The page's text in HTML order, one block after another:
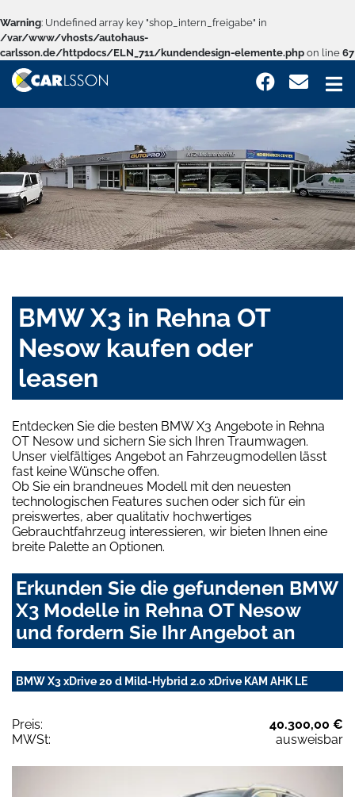
Warning: Undefined array key "shop_intern_freigabe" in
/var/www/vhosts/autohaus-
carlsson.de/httpdocs/ELN_711/kundendesign-elemente.php on line 67
BMW X3 in Rehna OT
Nesow kaufen oder
leasen
Entdecken Sie die besten BMW X3 Angebote in Rehna
OT Nesow und sichern Sie sich Ihren Traumwagen.
Unser vielfältiges Angebot an Fahrzeugmodellen lässt
fast keine Wünsche offen.
Ob Sie ein brandneues Modell mit den neuesten
technologischen Features suchen oder sich für ein
preiswertes, aber qualitativ hochwertiges
Gebrauchtfahrzeug interessieren, wir bieten Ihnen eine
breite Palette an Optionen.
Erkunden Sie die gefundenen BMW
X3 Modelle in Rehna OT Nesow
und fordern Sie Ihr Angebot an
BMW X3 xDrive 20 d Mild-Hybrid 2.0 xDrive KAM AHK LE
Preis:
40.300,00 €
MWSt:
ausweisbar